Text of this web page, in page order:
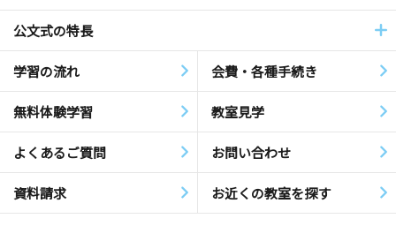
公文式の特長
学習の流れ 会費・各種手続き
無料体験学習 教室見学
よくあるご質問 お問い合わせ
資料請求 お近くの教室を探す